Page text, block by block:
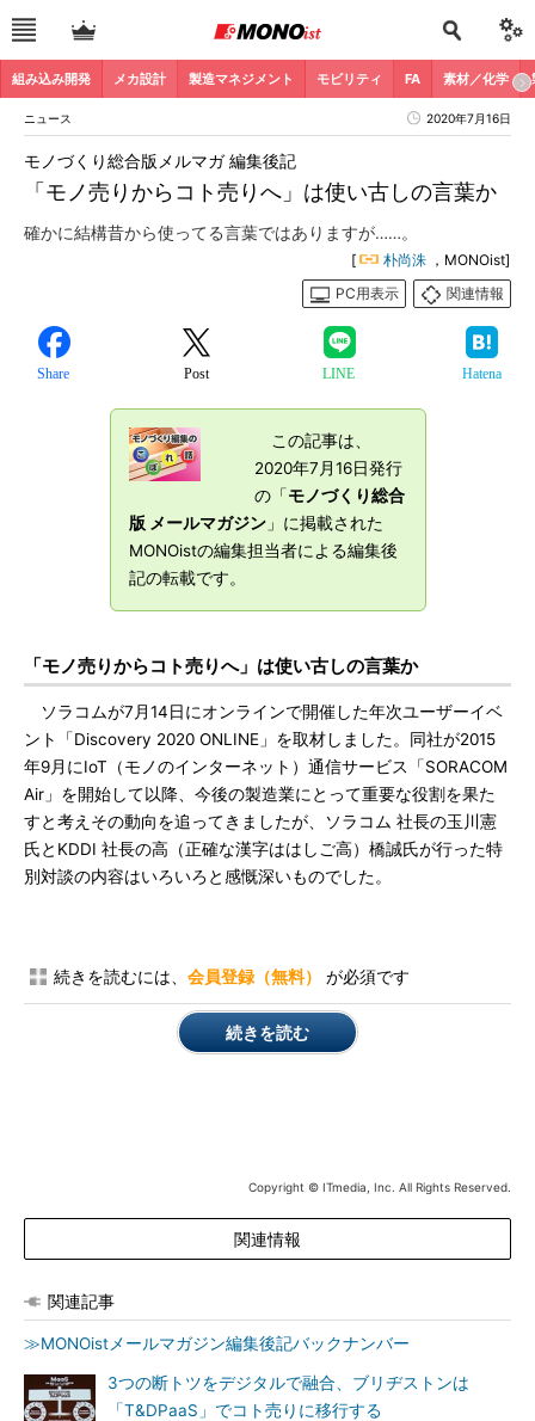
組み込み開発 メカ設計 製造マネジメント モビリティ FA 素材／化学
ニュース 2020年7月16日
「モノ売りからコト売りへ」は使い古しの言葉か
モノづくり総合版メルマガ 編集後記
確かに結構昔から使ってる言葉ではありますが……。
[ 朴尚洙 ，MONOist]
PC用表示
関連情報
Share Post LINE Hatena
この記事は、
2020年7月16日発行
の「モノづくり総合
版 メールマガジン」に掲載された
MONOistの編集担当者による編集後
記の転載です。
「モノ売りからコト売りへ」は使い古しの言葉か
ソラコムが7月14日にオンラインで開催した年次ユーザーイベ
ント「Discovery 2020 ONLINE」を取材しました。同社が2015
年9月にIoT（モノのインターネット）通信サービス「SORACOM
Air」を開始して以降、今後の製造業にとって重要な役割を果た
すと考えその動向を追ってきましたが、ソラコム 社長の玉川憲
氏とKDDI 社長の高（正確な漢字ははしご高）橋誠氏が行った特
別対談の内容はいろいろと感慨深いものでした。
続きを読むには、 会員登録（無料） が必須です
続きを読む
Copyright © ITmedia, Inc. All Rights Reserved.
関連情報
関連記事
≫MONOistメールマガジン編集後記バックナンバー
3つの断トツをデジタルで融合、ブリヂストンは
「T&DPaaS」でコト売りに移行する